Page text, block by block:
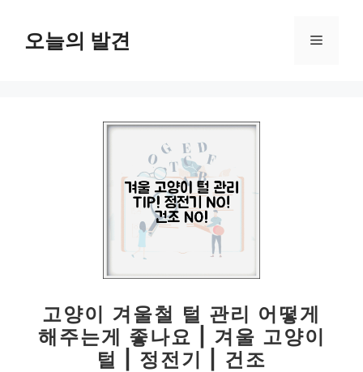
오늘의 발견 메
고양이 겨울철 털 관리 어떻게
해주는게 좋나요 | 겨울 고양이
털 | 정전기 | 건조